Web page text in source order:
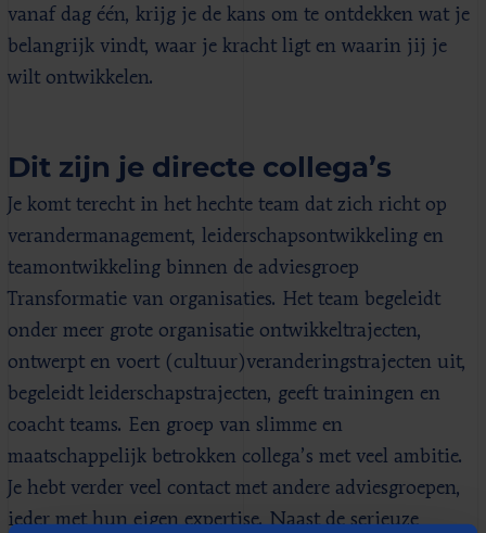
vanaf dag één, krijg je de kans om te ontdekken wat je
belangrijk vindt, waar je kracht ligt en waarin jij je
wilt ontwikkelen.
Dit zijn je directe collega’s
Je komt terecht in het hechte team dat zich richt op
verandermanagement, leiderschapsontwikkeling en
teamontwikkeling binnen de adviesgroep
Transformatie van organisaties. Het team begeleidt
onder meer grote organisatie ontwikkeltrajecten,
ontwerpt en voert (cultuur)veranderingstrajecten uit,
begeleidt leiderschapstrajecten, geeft trainingen en
coacht teams. Een groep van slimme en
maatschappelijk betrokken collega’s met veel ambitie.
Je hebt verder veel contact met andere adviesgroepen,
ieder met hun eigen expertise. Naast de serieuze